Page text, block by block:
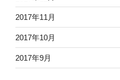
2017年11月
2017年10月
2017年9月